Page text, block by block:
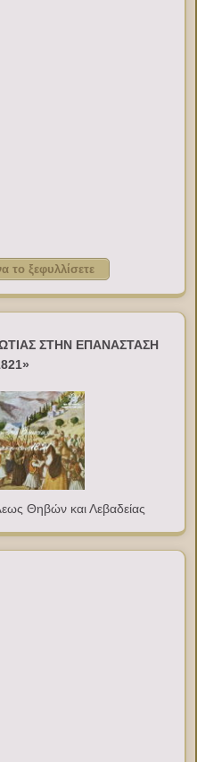
το ξεφυλλίσετε
ΣΤΗΝ ΕΠΑΝΑΣΤΑΣΗ
Θηβών και Λεβαδείας